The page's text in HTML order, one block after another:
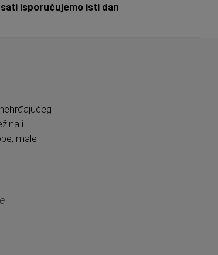
isporučujemo isti dan
i
male